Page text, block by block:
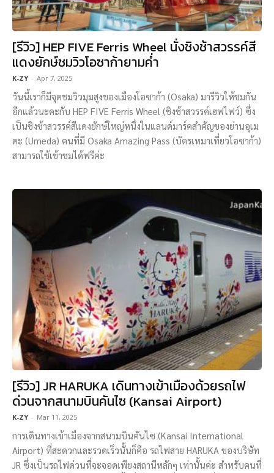
[รีวิว] HEP FIVE Ferris Wheel นั่งชิงช้าสวรรค์สี
แดงยักษ์ชมวิวโอซาก้ายามค่ำ
K-ZY - Apr 7, 2025
วันนี้เราก็มีจุดชมวิวมุมสูงของเมืองโอซาก้า (Osaka) มารีวิวให้ชมกัน
อีกแล้วนะคะกับ HEP FIVE Ferris Wheel (ชิงช้าสวรรค์เฮฟไฟว์) ซึ่ง
เป็นชิงช้าสวรรค์สีแดงยักษ์ใหญ่หนึ่งในแลนด์มาร์คสำคัญของย่านอุเม
ดะ (Umeda) คนที่มี Osaka Amazing Pass (บัตรเหมาเที่ยวโอซาก้า)
สามารถใช้เข้าชมได้ฟรีค่ะ
[รีวิว] JR HARUKA เดินทางเข้าเมืองด้วยรถไฟ
ด่วนจากสนามบินคันไซ (Kansai Airport)
K-ZY - Mar 11, 2025
การเดินทางเข้าเมืองจากสนามบินคันไซ (Kansai International
Airport) ที่สะดวกและรวดเร็วนั้นก็คือ รถไฟสาย HARUKA ของบริษัท
JR ซึ่งเป็นรถไฟด่วนที่จะจอดเพียงสถานีหลักๆ เท่านั้นค่ะ สำหรับคนที่